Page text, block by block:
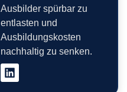
Ausbilder spürbar zu
entlasten und
Ausbildungskosten
nachhaltig zu senken.